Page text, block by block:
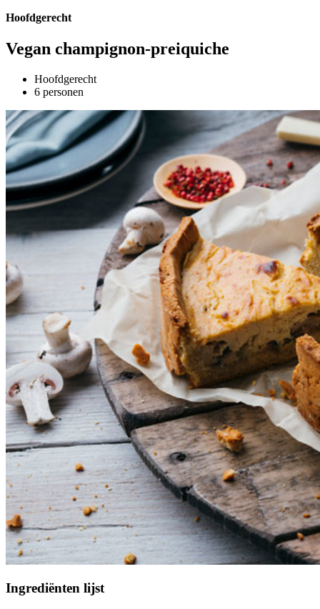
Hoofdgerecht
Vegan champignon-preiquiche
Hoofdgerecht
6 personen
Ingrediënten lijst